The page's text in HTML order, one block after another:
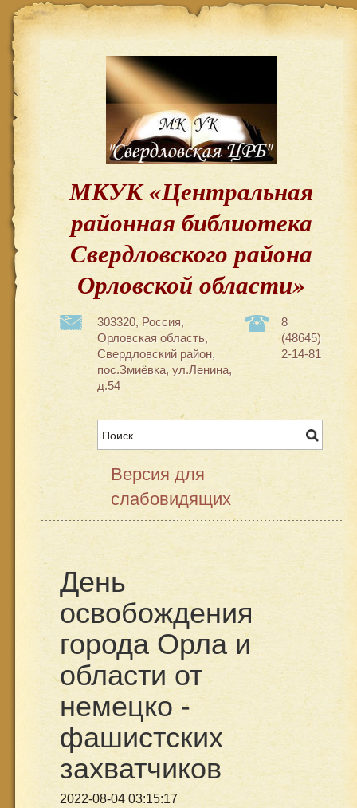
МКУК «Центральная
районная библиотека
Свердловского района
Орловской области»
303320, Россия,
Орловская область,
Свердловский район,
пос.Змиёвка, ул.Ленина,
д.54
8
(48645)
2-14-81
Версия для
слабовидящих
День
освобождения
города Орла и
области от
немецко -
фашистских
захватчиков
2022-08-04 03:15:17